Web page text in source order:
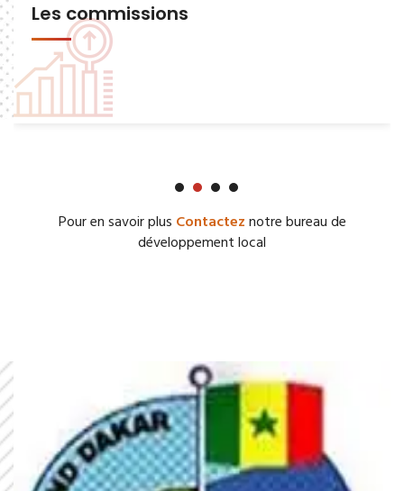
Les commissions
Pour en savoir plus Contacteznotre bureau de
développement local